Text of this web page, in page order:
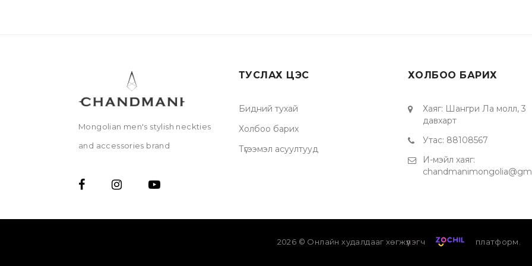
Mongolian men's stylish neckties
and accessories brand
ТУСЛАХ ЦЭС
Бидний тухай
Холбоо барих
Түгээмэл асуултууд
ХОЛБОО БАРИХ
Хаяг: Шангри Ла молл, 3
давхарт
Утас: 88108567
И-мэйл хаяг:
2026 © Онлайн худалдааг хөгжүүлэгч платформ.